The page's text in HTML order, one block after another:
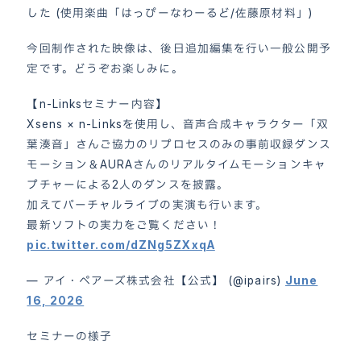
した (使用楽曲「はっぴーなわーるど/佐藤原材料」)
今回制作された映像は、後日追加編集を行い一般公開予
定です。どうぞお楽しみに。
【n-Linksセミナー内容】
Xsens × n-Linksを使用し、音声合成キャラクター「双
葉湊音」さんご協力のリプロセスのみの事前収録ダンス
モーション＆AURAさんのリアルタイムモーションキャ
プチャーによる2人のダンスを披露。
加えてバーチャルライブの実演も行います。
最新ソフトの実力をご覧ください！
pic.twitter.com/dZNg5ZXxqA
— アイ・ペアーズ株式会社【公式】 (@ipairs) June
16, 2026
セミナーの様子